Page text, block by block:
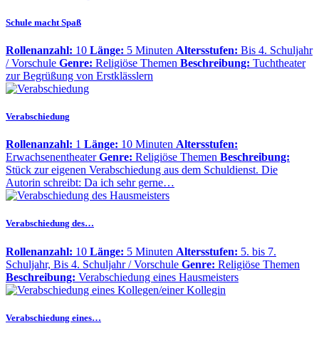
Schule macht Spaß
Rollenanzahl: 10 Länge: 5 Minuten Altersstufen: Bis 4. Schuljahr
/ Vorschule Genre: Religiöse Themen Beschreibung: Tuchtheater
zur Begrüßung von Erstklässlern
Verabschiedung
Rollenanzahl: 1 Länge: 10 Minuten Altersstufen:
Erwachsenentheater Genre: Religiöse Themen Beschreibung:
Stück zur eigenen Verabschiedung aus dem Schuldienst. Die
Autorin schreibt: Da ich sehr gerne…
Verabschiedung des…
Rollenanzahl: 10 Länge: 5 Minuten Altersstufen: 5. bis 7.
Schuljahr, Bis 4. Schuljahr / Vorschule Genre: Religiöse Themen
Beschreibung: Verabschiedung eines Hausmeisters
Verabschiedung eines…